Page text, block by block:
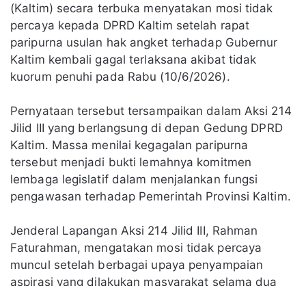
(Kaltim) secara terbuka menyatakan mosi tidak
percaya kepada DPRD Kaltim setelah rapat
paripurna usulan hak angket terhadap Gubernur
Kaltim kembali gagal terlaksana akibat tidak
kuorum penuhi pada Rabu (10/6/2026).
Pernyataan tersebut tersampaikan dalam Aksi 214
Jilid III yang berlangsung di depan Gedung DPRD
Kaltim. Massa menilai kegagalan paripurna
tersebut menjadi bukti lemahnya komitmen
lembaga legislatif dalam menjalankan fungsi
pengawasan terhadap Pemerintah Provinsi Kaltim.
Jenderal Lapangan Aksi 214 Jilid III, Rahman
Faturahman, mengatakan mosi tidak percaya
muncul setelah berbagai upaya penyampaian
aspirasi yang dilakukan masyarakat selama dua